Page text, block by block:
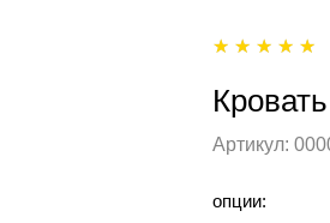
Артикул:
опции: